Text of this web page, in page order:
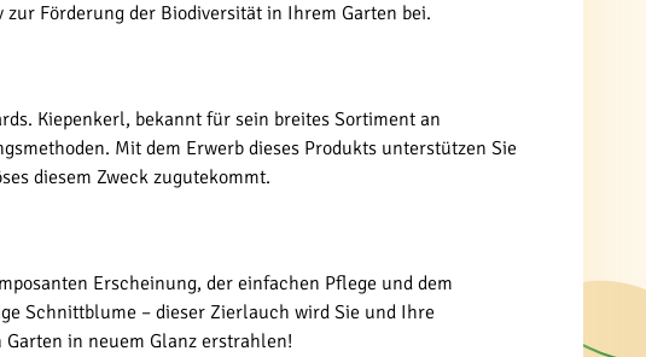
Förderung der Biodiversität in Ihrem Garten bei.
Kiepenkerl, bekannt für sein breites Sortiment an
Mit dem Erwerb dieses Produkts unterstützen Sie
diesem Zweck zugutekommt.
Erscheinung, der einfachen Pflege und dem
Schnittblume – dieser Zierlauch wird Sie und Ihre
in neuem Glanz erstrahlen!